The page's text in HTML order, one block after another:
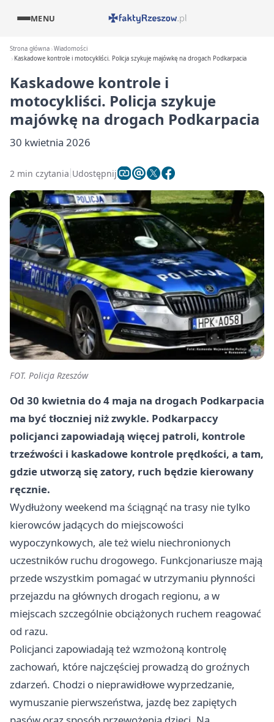
MENU
Strona główna Wiadomości
Kaskadowe kontrole i motocykliści. Policja szykuje majówkę na drogach Podkarpacia
Kaskadowe kontrole i
motocykliści. Policja szykuje
majówkę na drogach Podkarpacia
30 kwietnia 2026
2 min czytania Udostępnij
FOT. Policja Rzeszów
Od 30 kwietnia do 4 maja na drogach Podkarpacia
ma być tłoczniej niż zwykle. Podkarpaccy
policjanci zapowiadają więcej patroli, kontrole
trzeźwości i kaskadowe kontrole prędkości, a tam,
gdzie utworzą się zatory, ruch będzie kierowany
ręcznie.
Wydłużony weekend ma ściągnąć na trasy nie tylko
kierowców jadących do miejscowości
wypoczynkowych, ale też wielu niechronionych
uczestników ruchu drogowego. Funkcjonariusze mają
przede wszystkim pomagać w utrzymaniu płynności
przejazdu na głównych drogach regionu, a w
miejscach szczególnie obciążonych ruchem reagować
od razu.
Policjanci zapowiadają też wzmożoną kontrolę
zachowań, które najczęściej prowadzą do groźnych
zdarzeń. Chodzi o nieprawidłowe wyprzedzanie,
wymuszanie pierwszeństwa, jazdę bez zapiętych